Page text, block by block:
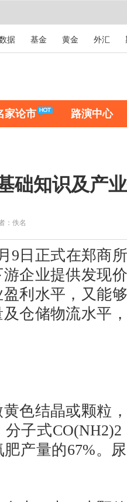
据 基金 黄金 外汇
家论市 路演中心
础知识及产
：佚名
正式在郑商所
企业提供发现
利水平，又能
仓储物流水平
结晶或颗粒，
子式
产量的67%。